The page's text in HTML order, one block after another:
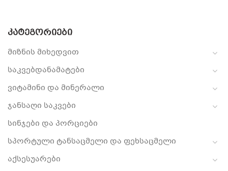
ᲙᲐᲢᲔᲒᲝᲠᲘᲔᲑᲘ
მიზნის მიხედვით
საკვებდანამატები
ვიტამინი და მინერალი
ჯანსაღი საკვები
სინჯები და პორციები
სპორტული ტანსაცმელი და ფეხსაცმელი
აქსესუარები